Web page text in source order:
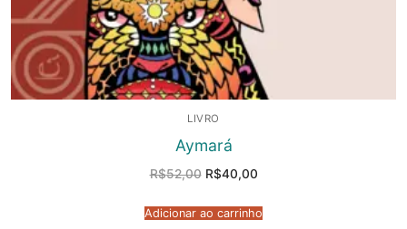
LIVRO
Aymará
R$52,00 O
preço
era:
R$52,00.
R$40,00O
é:
R$40,00.
Adicionar ao carrinho